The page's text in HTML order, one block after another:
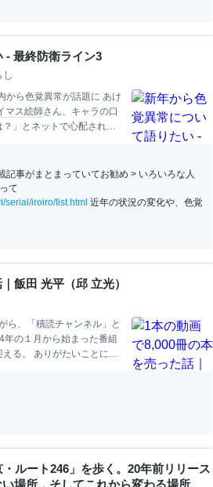
- 最終防衛ライン3
し
から色覚異常が話題に あけ
マス絵師さん、キャラの口
」とネットで心配された
ちな食いしん坊だと思われ
-Togetter
た。私も色覚異常であり、
上に色覚異常について知
一
記事がまとまっていてお勧め > いろいろな人
て
serial/iroiro/list.html 近年の状況の変化や、色覚
飯田 光平（邱 立光）
ら、「積読チャンネル」と
年の１月から始まった番組
る。 ありがたいことに、
ど、この
っていないので発注でき
ルート246」を歩く。20年前リリース